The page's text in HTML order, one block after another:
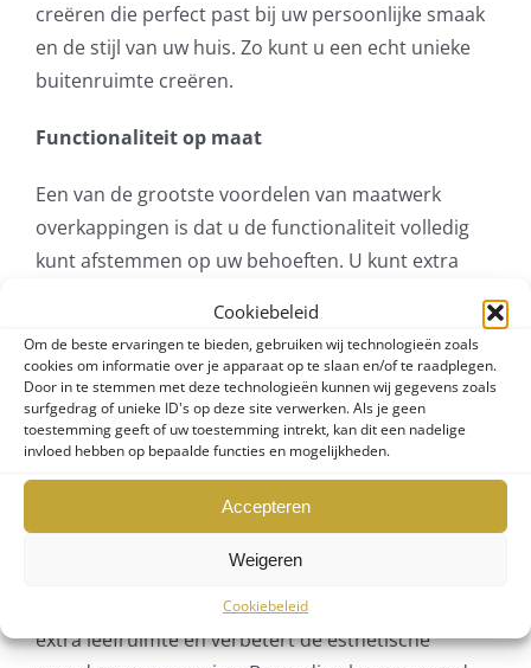
Cookiebeleid
Om de beste ervaringen te bieden, gebruiken wij technologieën zoals
cookies om informatie over je apparaat op te slaan en/of te raadplegen.
Door in te stemmen met deze technologieën kunnen wij gegevens zoals
surfgedrag of unieke ID's op deze site verwerken. Als je geen
toestemming geeft of uw toestemming intrekt, kan dit een nadelige
invloed hebben op bepaalde functies en mogelijkheden.
Accepteren
Weigeren
Cookiebeleid
creëren die perfect past bij uw persoonlijke smaak
en de stijl van uw huis. Zo kunt u een echt unieke
buitenruimte creëren.
Functionaliteit op maat
Een van de grootste voordelen van maatwerk
overkappingen is dat u de functionaliteit volledig
kunt afstemmen op uw behoeften. U kunt extra
en glasschuifwanden om de overkapping wanneer
nodig af te sluiten. Op deze manier kunt u het hele
jaar door van uw buitenruimte genieten, ongeacht
het weer.
Waardevolle investering
Een terrasoverkapping op maat is niet alleen een
toevoeging aan uw woongenot, maar ook een
waardevolle investering in uw huis. Het creëert
extra leefruimte en verbetert de esthetische